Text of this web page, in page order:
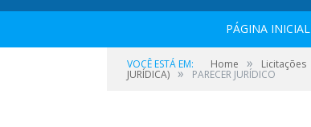
PÁGINA INICIAL
VOCÊ ESTÁ EM: Home » Licitações
JURÍDICA) » PARECER JURÍDICO